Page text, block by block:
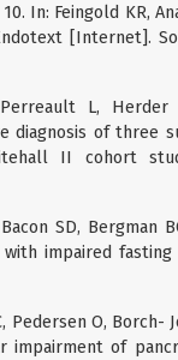
In: Feingold KR,
[Internet].
L,
diagnosis of three
II cohort
SD, Bergman
impaired fasting
Pedersen O,
impairment of